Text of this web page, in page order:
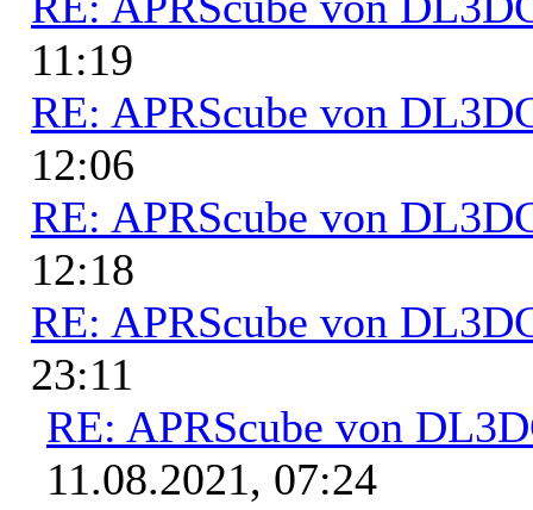
11:19
RE: APRScube von
12:06
RE: APRScube von
12:18
RE: APRScube von
23:11
RE: APRScube von
11.08.2021, 07:24